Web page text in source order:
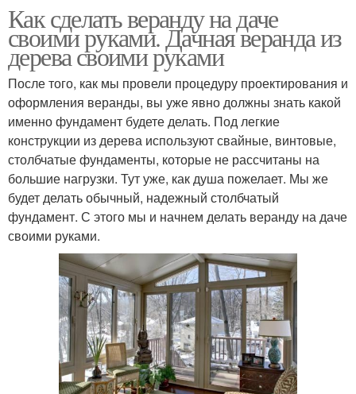
Как сделать веранду на даче
своими руками. Дачная веранда из
дерева своими руками
После того, как мы провели процедуру проектирования и
оформления веранды, вы уже явно должны знать какой
именно фундамент будете делать. Под легкие
конструкции из дерева используют свайные, винтовые,
столбчатые фундаменты, которые не рассчитаны на
большие нагрузки. Тут уже, как душа пожелает. Мы же
будет делать обычный, надежный столбчатый
фундамент. С этого мы и начнем делать веранду на даче
своими руками.